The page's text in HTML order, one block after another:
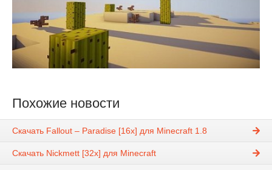
Похожие новости
Скачать Fallout – Paradise [16x] для Minecraft 1.8
Скачать Nickmett [32x] для Minecraft